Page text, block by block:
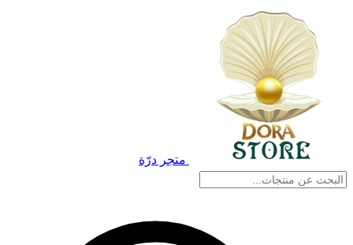
متجر درّة